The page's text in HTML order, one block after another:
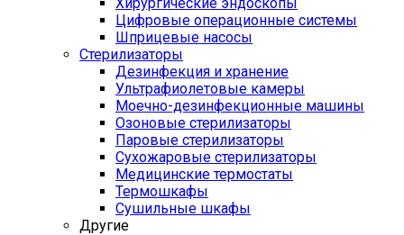
Цифровые операционные системы
Шприцевые насосы
Стерилизаторы
Дезинфекция и хранение
Ультрафиолетовые камеры
Моечно-дезинфекционные машины
Озоновые стерилизаторы
Паровые стерилизаторы
Сухожаровые стерилизаторы
Медицинские термостаты
Термошкафы
Сушильные шкафы
Другие